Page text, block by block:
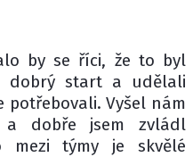
by se říci, že to byl
dobrý start a udělali
potřebovali. Vyšel nám
dobře jsem zvládl
mezi týmy je skvělé